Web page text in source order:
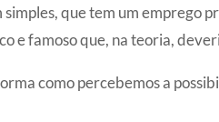
simples, que tem um emprego
e famoso que, na teoria,
como percebemos a